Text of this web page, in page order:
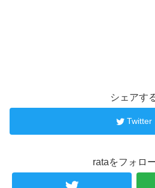
シェアす
Twitter
rataをフォロ